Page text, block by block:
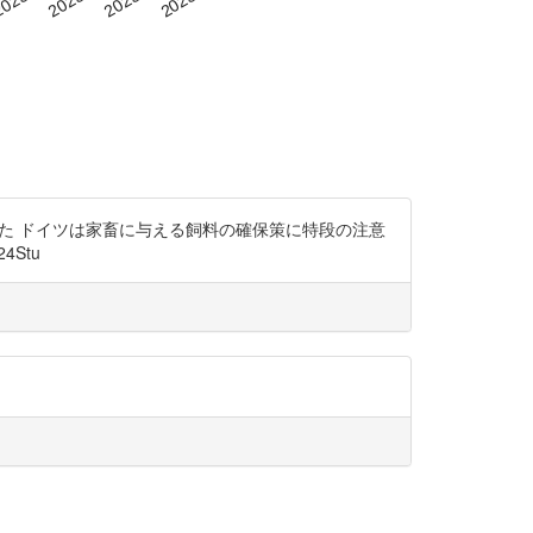
ドイツは家畜に与える飼料の確保策に特段の注意